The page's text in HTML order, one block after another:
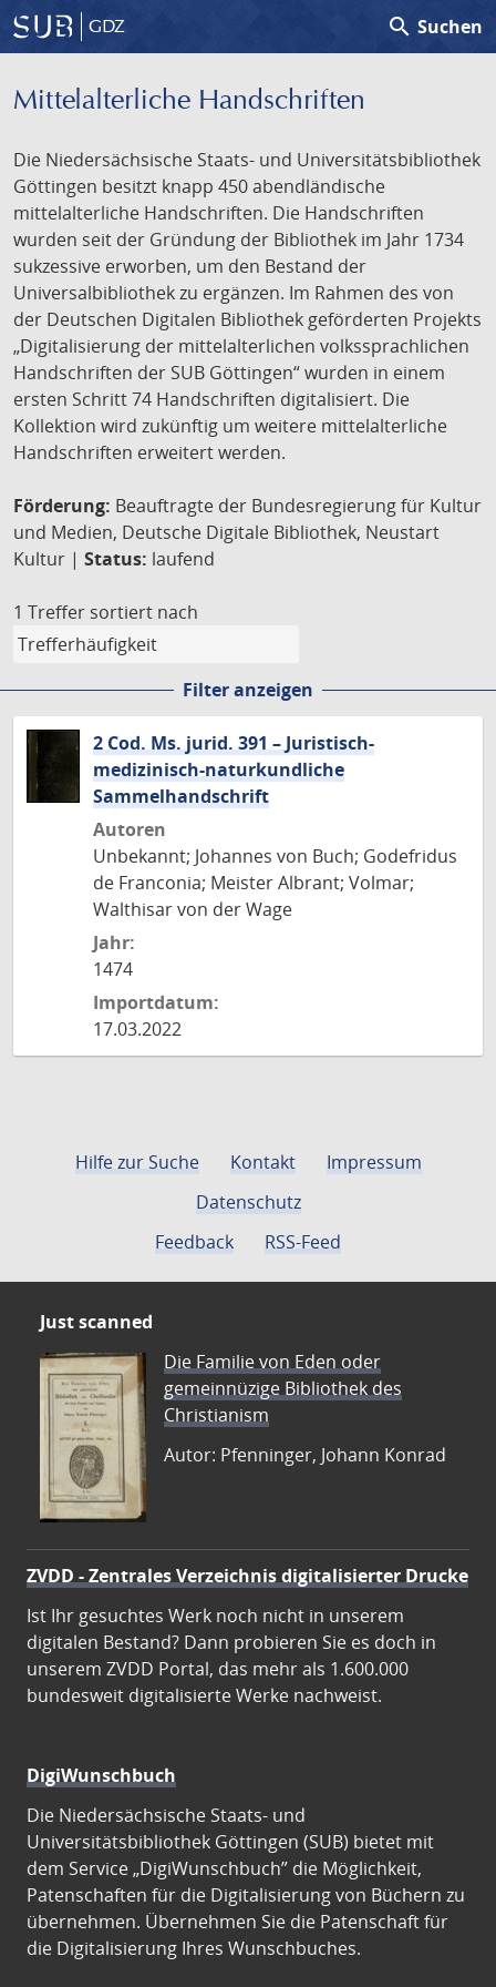
GDZ search Suchen
Mittelalterliche Handschriften
Die Niedersächsische Staats- und Universitätsbibliothek
Göttingen besitzt knapp 450 abendländische
mittelalterliche Handschriften. Die Handschriften
wurden seit der Gründung der Bibliothek im Jahr 1734
sukzessive erworben, um den Bestand der
Universalbibliothek zu ergänzen. Im Rahmen des von
der Deutschen Digitalen Bibliothek geförderten Projekts
„Digitalisierung der mittelalterlichen volkssprachlichen
Handschriften der SUB Göttingen“ wurden in einem
ersten Schritt 74 Handschriften digitalisiert. Die
Kollektion wird zukünftig um weitere mittelalterliche
Handschriften erweitert werden.
Förderung: Beauftragte der Bundesregierung für Kultur
und Medien, Deutsche Digitale Bibliothek, Neustart
Kultur | Status: laufend
1 Treffer sortiert nach
Filter anzeigen
2 Cod. Ms. jurid. 391 – Juristisch-
medizinisch-naturkundliche
Sammelhandschrift
Autoren
Unbekannt; Johannes von Buch; Godefridus
de Franconia; Meister Albrant; Volmar;
Walthisar von der Wage
Jahr:
1474
Importdatum:
17.03.2022
Hilfe zur Suche Kontakt
Impressum
Datenschutz
Feedback
RSS-Feed
Just scanned
Die Familie von Eden oder
gemeinnüzige Bibliothek des
Christianism
Autor: Pfenninger, Johann Konrad
ZVDD - Zentrales Verzeichnis digitalisierter Drucke
Ist Ihr gesuchtes Werk noch nicht in unserem
digitalen Bestand? Dann probieren Sie es doch in
unserem ZVDD Portal, das mehr als 1.600.000
bundesweit digitalisierte Werke nachweist.
DigiWunschbuch
Die Niedersächsische Staats- und
Universitätsbibliothek Göttingen (SUB) bietet mit
dem Service „DigiWunschbuch” die Möglichkeit,
Patenschaften für die Digitalisierung von Büchern zu
übernehmen. Übernehmen Sie die Patenschaft für
die Digitalisierung Ihres Wunschbuches.